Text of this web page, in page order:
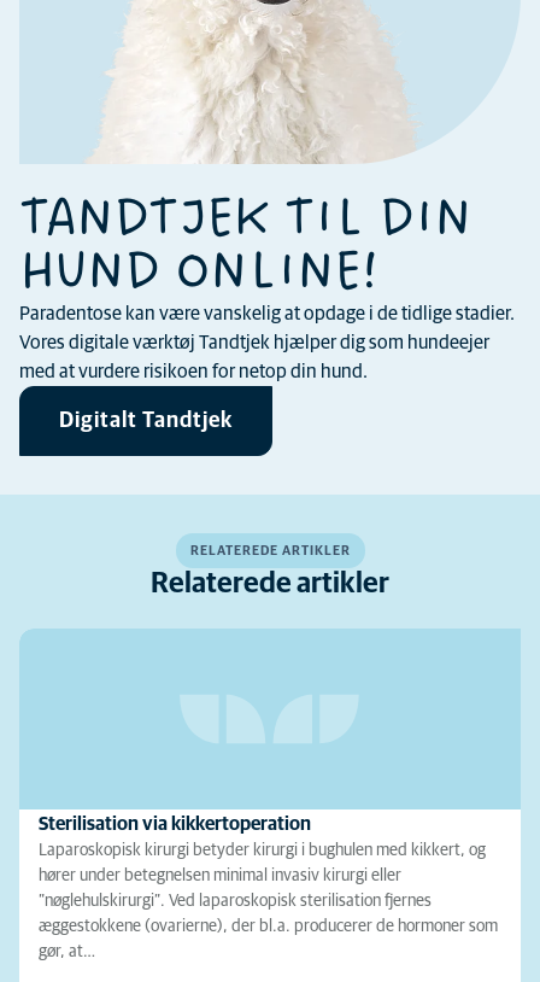
TANDTJEK TIL DIN
HUND ONLINE!
Paradentose kan være vanskelig at opdage i de tidlige stadier.
Vores digitale værktøj Tandtjek hjælper dig som hundeejer
med at vurdere risikoen for netop din hund.
Digitalt Tandtjek
RELATEREDE ARTIKLER
Relaterede artikler
Sterilisation via kikkertoperation
Laparoskopisk kirurgi betyder kirurgi i bughulen med kikkert, og
hører under betegnelsen minimal invasiv kirurgi eller
”nøglehulskirurgi”. Ved laparoskopisk sterilisation fjernes
æggestokkene (ovarierne), der bl.a. producerer de hormoner som
gør, at…